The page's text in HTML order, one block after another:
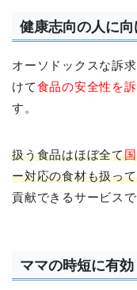
健康志向の人に
オーソドックスな訴
けて食品の安全性を訴
す。
扱う食品はほぼ全て
ー対応の食材も扱っ
貢献できるサービス
ママの時短に有効